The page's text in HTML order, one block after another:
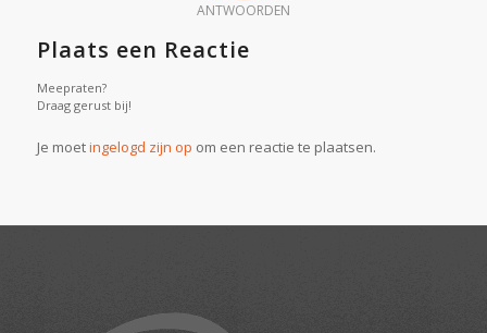
ANTWOORDEN
Plaats een Reactie
Meepraten?
Draag gerust bij!
Je moetingelogd zijn op om een reactie te plaatsen.